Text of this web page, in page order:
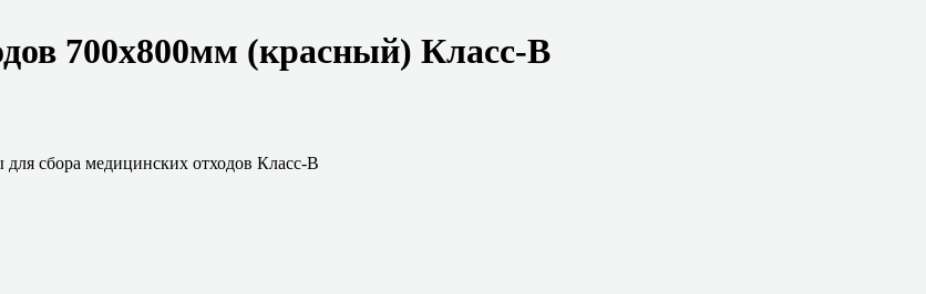
700х800мм (красный) Класс-В
сбора медицинских отходов Класс-В